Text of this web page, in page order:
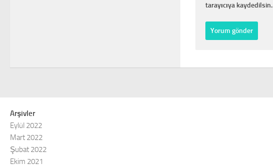
tarayıcıya kaydedilsin.
Arşivler
Eylül 2022
Mart 2022
Şubat 2022
Ekim 2021